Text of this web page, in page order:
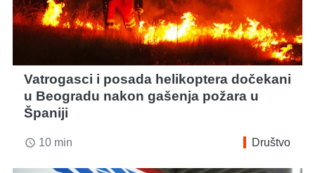
Vatrogasci i posada helikoptera dočekani
u Beogradu nakon gašenja požara u
Španiji
access_time 10 min Društvo